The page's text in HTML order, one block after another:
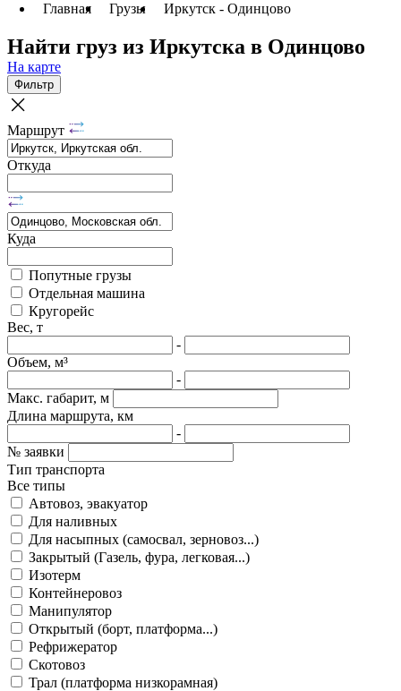
Главная Грузы Иркутск - Одинцово
Найти груз из Иркутска в Одинцово
На карте
Фильтр
Маршрут
Откуда
Куда
Попутные грузы
Отдельная машина
Кругорейс
Вес, т
-
Объем, м³
-
Макс. габарит, м
Длина маршрута, км
-
№ заявки
Тип транспорта
Все типы
Автовоз, эвакуатор
Для наливных
Для насыпных (самосвал, зерновоз...)
Закрытый (Газель, фура, легковая...)
Изотерм
Контейнеровоз
Манипулятор
Открытый (борт, платформа...)
Рефрижератор
Скотовоз
Трал (платформа низкорамная)